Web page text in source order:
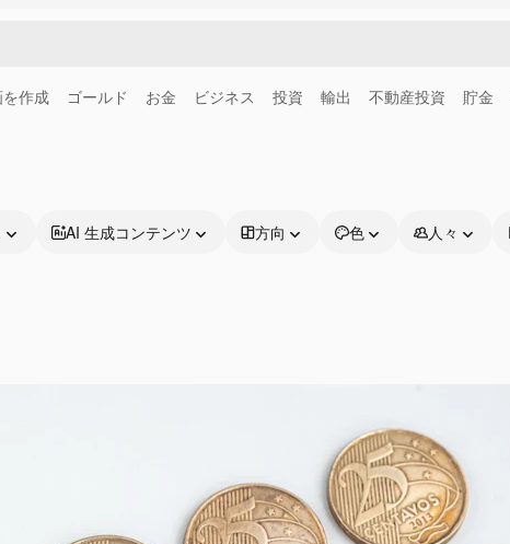
作成 ゴールド お金 ビジネス 投資 輸出 不動産投資 貯金
AI 生成コンテンツ 方向 色 人々
ティブ制作を導くためのプラ
製品
Spaces
はじめに
Academy